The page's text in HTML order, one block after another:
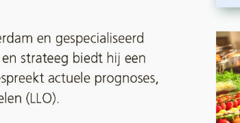
de gemeente Hardinxveld-
Dit jaarlijkse